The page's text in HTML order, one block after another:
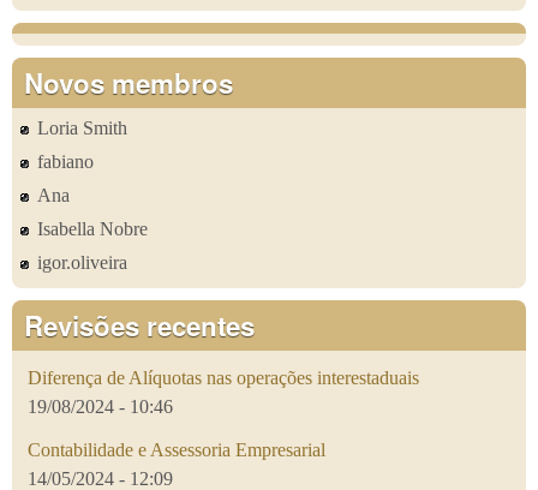
Novos membros
Loria Smith
fabiano
Ana
Isabella Nobre
igor.oliveira
Revisões recentes
Diferença de Alíquotas nas operações interestaduais
19/08/2024 - 10:46
Contabilidade e Assessoria Empresarial
14/05/2024 - 12:09